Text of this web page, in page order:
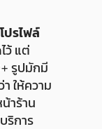
ปรไฟล์
ว้ แต่
รูปมักมี
ให้ความ
าร้าน
ริการ